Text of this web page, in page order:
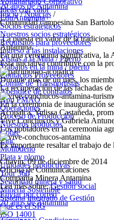
Ideas con valor
EduAntamina+
Socios estratégicos
Nuestros socios estratégicos
Requisitos para proveedores
Ingreso a las instalaciones
Visitas a la Mina / Puerto
Trabajos en la mina / puerto
Contactos Proveedores
Comité de Transportistas
Apéndice de contratos
App PMAO
Operaciones
Proceso de Producción
Nuestros productos
Cobre
Zinc
Molibdeno
Plata y plomo
Unidades productivas
Tour 360
Seguridad minera y salud
Minería Sostenible
Sistema Integrado de Gestión
Qué es el SIG
ISO 14001
20 años de Antamina
Inicio/Noticias /
Comunidad campesina San
La puesta en valor de la
Antamina.
En una ceremonia significativa, la
Esta iniciativa contribuye con la
Durante más de un mes, los
La recuperación de las fachadas
En la ceremonia de inauguración
Acopalca, Yulissa Castañeda,
Vive Conchucos y Gabriela
Los pobladores en la ceremonia
Es importante resaltar el trabajo
Chavín, 09 de diciembre de 2014
Oficina de Comunicaciones
Compañía Minera Antamina
Lea más sobre: Gestión social
Enviar por correo
20 años de Antamina